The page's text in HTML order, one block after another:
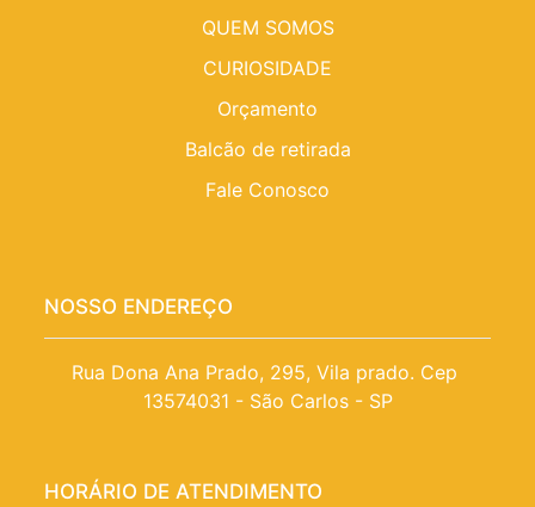
QUEM SOMOS
CURIOSIDADE
Orçamento
Balcão de retirada
Fale Conosco
NOSSO ENDEREÇO
Rua Dona Ana Prado, 295, Vila prado. Cep
13574031 - São Carlos - SP
HORÁRIO DE ATENDIMENTO